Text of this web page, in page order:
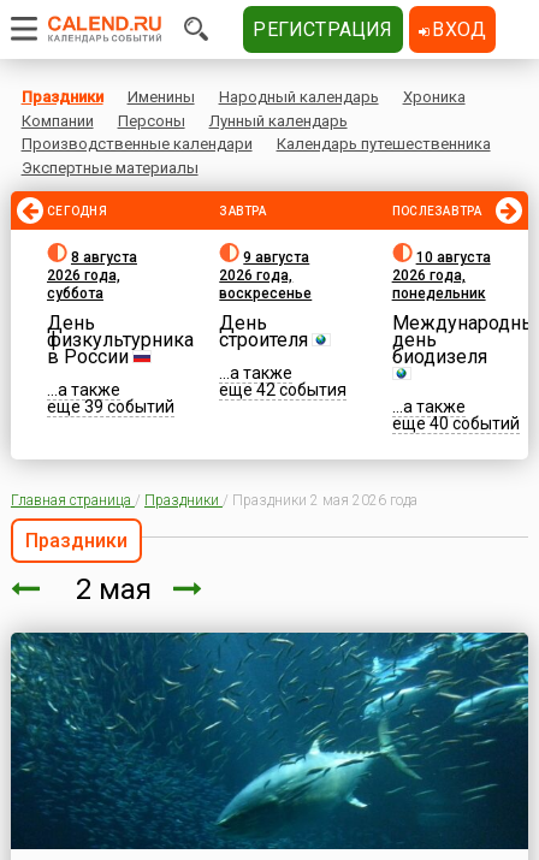
Праздники Именины Народный календарь
Хроника
Компании
Персоны
Лунный календарь
Производственные календари
Календарь путешественника
Экспертные материалы
СЕГОДНЯ
8 августа
2026 года,
суббота
День
физкультурника
в России
...а также
еще 39 событий
ЗАВТРА
9 августа
2026 года,
воскресенье
День
строителя
...а также
еще 42 события
ПОСЛЕЗАВТРА
10 августа
2026 года,
понедельник
день
биодизеля
...а также
еще 40 событий
Главная страница / Праздники / Праздники 2 мая 2026 года
Праздники
2 мая
РЕГИСТРАЦИЯ ВХОД